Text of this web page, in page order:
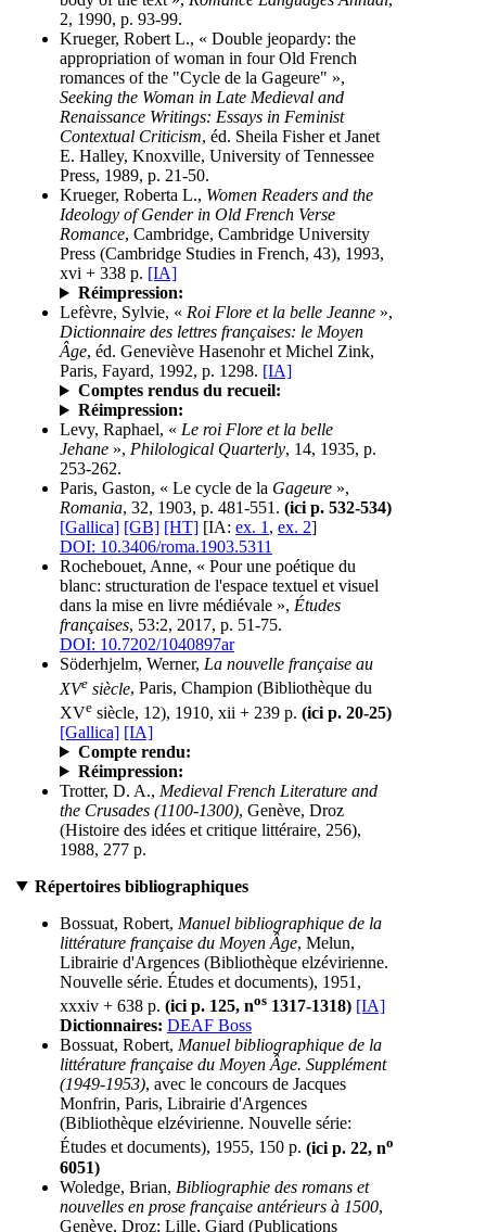
2, 1990, p. 93-99.
Krueger, Robert L., « Double jeopardy: the
appropriation of woman in four Old French
romances of the "Cycle de la Gageure" »,
Seeking the Woman in Late Medieval and
Renaissance Writings: Essays in Feminist
Contextual Criticism, éd. Sheila Fisher et Janet
E. Halley, Knoxville, University of Tennessee
Press, 1989, p. 21-50.
Krueger, Roberta L., Women Readers and the
Ideology of Gender in Old French Verse
Romance, Cambridge, Cambridge University
Press (Cambridge Studies in French, 43), 1993,
xvi + 338 p. [IA]
Réimpression:
Lefèvre, Sylvie, « Roi Flore et la belle Jeanne »,
Dictionnaire des lettres françaises: le Moyen
Âge, éd. Geneviève Hasenohr et Michel Zink,
Paris, Fayard, 1992, p. 1298. [IA]
Comptes rendus du recueil:
Réimpression:
Levy, Raphael, « Le roi Flore et la belle
Jehane », Philological Quarterly, 14, 1935, p.
253-262.
Paris, Gaston, « Le cycle de la Gageure »,
Romania, 32, 1903, p. 481-551. (ici p. 532-534)
[Gallica] [GB] [HT] [IA: ex. 1 , ex. 2]
DOI: 10.3406/roma.1903.5311
Rochebouet, Anne, « Pour une poétique du
blanc: structuration de l'espace textuel et visuel
dans la mise en livre médiévale », Études
françaises, 53:2, 2017, p. 51-75.
DOI: 10.7202/1040897ar
Söderhjelm, Werner, La nouvelle française au
XVe siècle, Paris, Champion (Bibliothèque du
XVe siècle, 12), 1910, xii + 239 p. (ici p. 20-25)
[Gallica] [IA]
Compte rendu:
Réimpression:
Trotter, D. A., Medieval French Literature and
the Crusades (1100-1300), Genève, Droz
(Histoire des idées et critique littéraire, 256),
1988, 277 p.
Répertoires bibliographiques
Bossuat, Robert, Manuel bibliographique de la
littérature française du Moyen Âge, Melun,
Librairie d'Argences (Bibliothèque elzévirienne.
Nouvelle série. Études et documents), 1951,
xxxiv + 638 p. (ici p. 125, nos 1317-1318) [IA]
Dictionnaires: DEAF Boss
Bossuat, Robert, Manuel bibliographique de la
littérature française du Moyen Âge. Supplément
(1949-1953), avec le concours de Jacques
Monfrin, Paris, Librairie d'Argences
(Bibliothèque elzévirienne. Nouvelle série:
Études et documents), 1955, 150 p. (ici p. 22, no
6051)
Woledge, Brian, Bibliographie des romans et
nouvelles en prose française antérieurs à 1500,
Genève, Droz; Lille, Giard (Publications